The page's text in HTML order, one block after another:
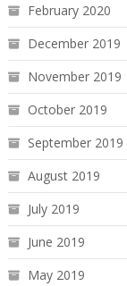
February 2020
December 2019
November 2019
October 2019
September 2019
August 2019
July 2019
June 2019
May 2019